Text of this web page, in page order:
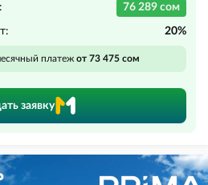
76 289 сом
20%
платеж от 73 475 сом
заявку